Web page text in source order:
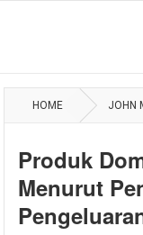
HOME JOHN
Produk
Menurut